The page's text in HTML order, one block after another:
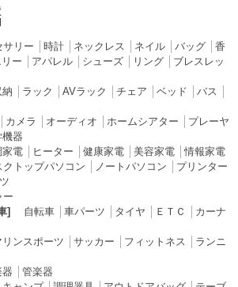
サリー 時計│ ネックレス ネイル│ バッグ│ 香
ー アパレル│ シューズ│ リング│ ブレスレッ
納 ラック AVラック チェア ベッド バス
カメラ オーディオ ホームシアター
プレーヤ
器
家電│ ヒーター 健康家電│ 美容家電│情報家電
クトップパソコン ノートパソコン
プリンター
ー
]
自転車│ 車パーツ タイヤ ＥＴＣ
カーナ
リンスポーツ サッカー フィットネス
ランニ
管楽器